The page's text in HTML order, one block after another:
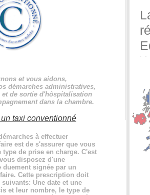
et vous aidons,
démarches administratives,
de sortie d'hôspitalisation
dans la chambre.
taxi conventionné
à effectuer
est de s'assurer que vous
de prise en charge. C'est
disposez d'une
signée par un
Cette prescription doit
Une date et une
et leur nombre, le type de